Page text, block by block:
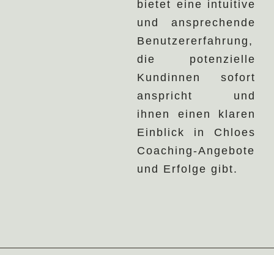
bietet eine intuitive
und ansprechende
Benutzererfahrung,
die potenzielle
Kundinnen sofort
anspricht und
ihnen einen klaren
Einblick in Chloes
Coaching-Angebote
und Erfolge gibt.